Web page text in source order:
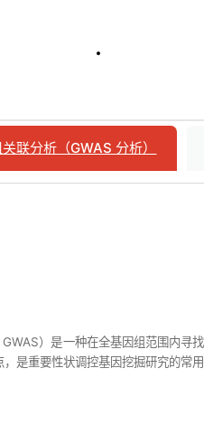
联分析（GWAS 分析）
）是一种在全基因组范围内寻
是重要性状调控基因挖掘研究的常用